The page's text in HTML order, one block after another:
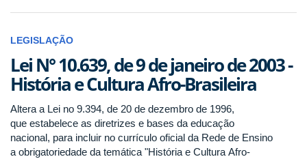
LEGISLAÇÃO
Lei N° 10.639, de 9 de janeiro de 2003 -
História e Cultura Afro-Brasileira
Altera a Lei no 9.394, de 20 de dezembro de 1996,
que estabelece as diretrizes e bases da educação
nacional, para incluir no currículo oficial da Rede de Ensino
a obrigatoriedade da temática "História e Cultura Afro-